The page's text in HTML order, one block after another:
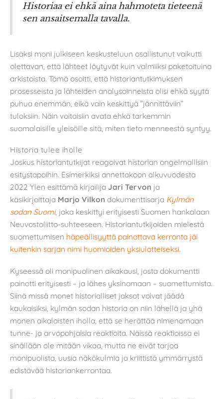
Historiaa ei ehkä aina hahmoteta tieteenä
sen ansaitsemalla tavalla.
Lisäksi moni julkiseen keskusteluun osallistunut vaikutti
olettavan, että lähteet löytyvät kuin valmiiksi paketoituina
arkistoista. Tämä osoitti, että historiantutkimuksen
prosesseista ja lähteiden analysoinneista olisi ehkä syytä
puhua enemmän, eikä vain keskittyä ”jännittäviin”
tuloksiin. Näin voitaisiin avata ehkä tarkemmin
suomalaisille yleisöille sitä, miten tieto menneestä syntyy.
Historia tulee iholle
Joskus historiantutkijat reagoivat historian ongelmallisiin
esitystapoihin. Esimerkiksi annettakoon alkuvuodesta
2022 Ylen esittämä kirjailija Jari Tervon ja
käsikirjoittaja Marjo Vilkon dokumenttisarja Kylmän
sodan Suomi, joka keskittyi erityisesti Suomen hankalaan
Neuvostoliitto-suhteeseen. Historiantutkijoiden mielestä
suomettumisen häpeällisyyttä painottava kerronta jäi
kuitenkin sarjan nimi huomioiden yksiulotteiseksi.
Kyseessä oli monipuolinen aikakausi, josta dokumentti
painotti erityisesti – ja lähes yksinomaan – suomettumista.
Siinä missä monet historialliset jaksot voivat jäädä
kaukaisiksi, kylmän sodan historia on niin lähellä ja yhä
monen aikalaisten iholla, että se herättää nimenomaan
tunne- ja arvopohjaisia reaktioita. Näissä reaktioissa ei
sinällään ole mitään vikaa, mutta ne eivät tarjoa
monipuolista, uusia näkökulmia ja kriittistä ymmärrystä
edistävää historiankerrontaa.